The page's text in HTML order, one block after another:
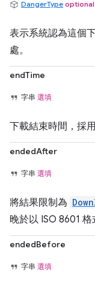
DangerType optional
表示系統認為這個
處。
endTime
字串 選填
下載結束時間，採
endedAfter
字串 選填
將結果限制為
晚於以 ISO 8601
endedBefore
字串 選填